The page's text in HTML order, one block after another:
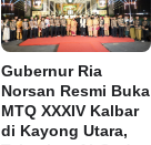
Gubernur Ria
Norsan Resmi Buka
MTQ XXXIV Kalbar
di Kayong Utara,